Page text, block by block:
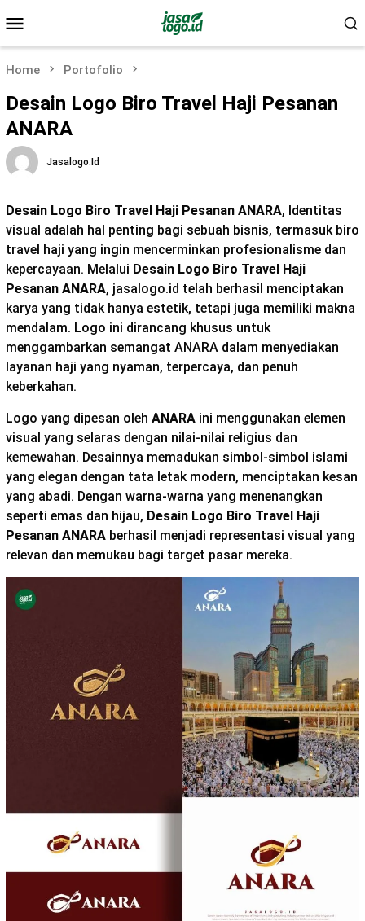
to
contentMenu
Home Portofolio
Desain Logo Biro Travel Haji Pesanan
ANARA
Jasalogo.id
Desain Logo Biro Travel Haji Pesanan ANARA, Identitas
visual adalah hal penting bagi sebuah bisnis, termasuk biro
travel haji yang ingin mencerminkan profesionalisme dan
kepercayaan. Melalui Desain Logo Biro Travel Haji
Pesanan ANARA, jasalogo.id telah berhasil menciptakan
karya yang tidak hanya estetik, tetapi juga memiliki makna
mendalam. Logo ini dirancang khusus untuk
menggambarkan semangat ANARA dalam menyediakan
layanan haji yang nyaman, terpercaya, dan penuh
keberkahan.
Logo yang dipesan oleh ANARA ini menggunakan elemen
visual yang selaras dengan nilai-nilai religius dan
kemewahan. Desainnya memadukan simbol-simbol islami
yang elegan dengan tata letak modern, menciptakan kesan
yang abadi. Dengan warna-warna yang menenangkan
seperti emas dan hijau, Desain Logo Biro Travel Haji
Pesanan ANARA berhasil menjadi representasi visual yang
relevan dan memukau bagi target pasar mereka.